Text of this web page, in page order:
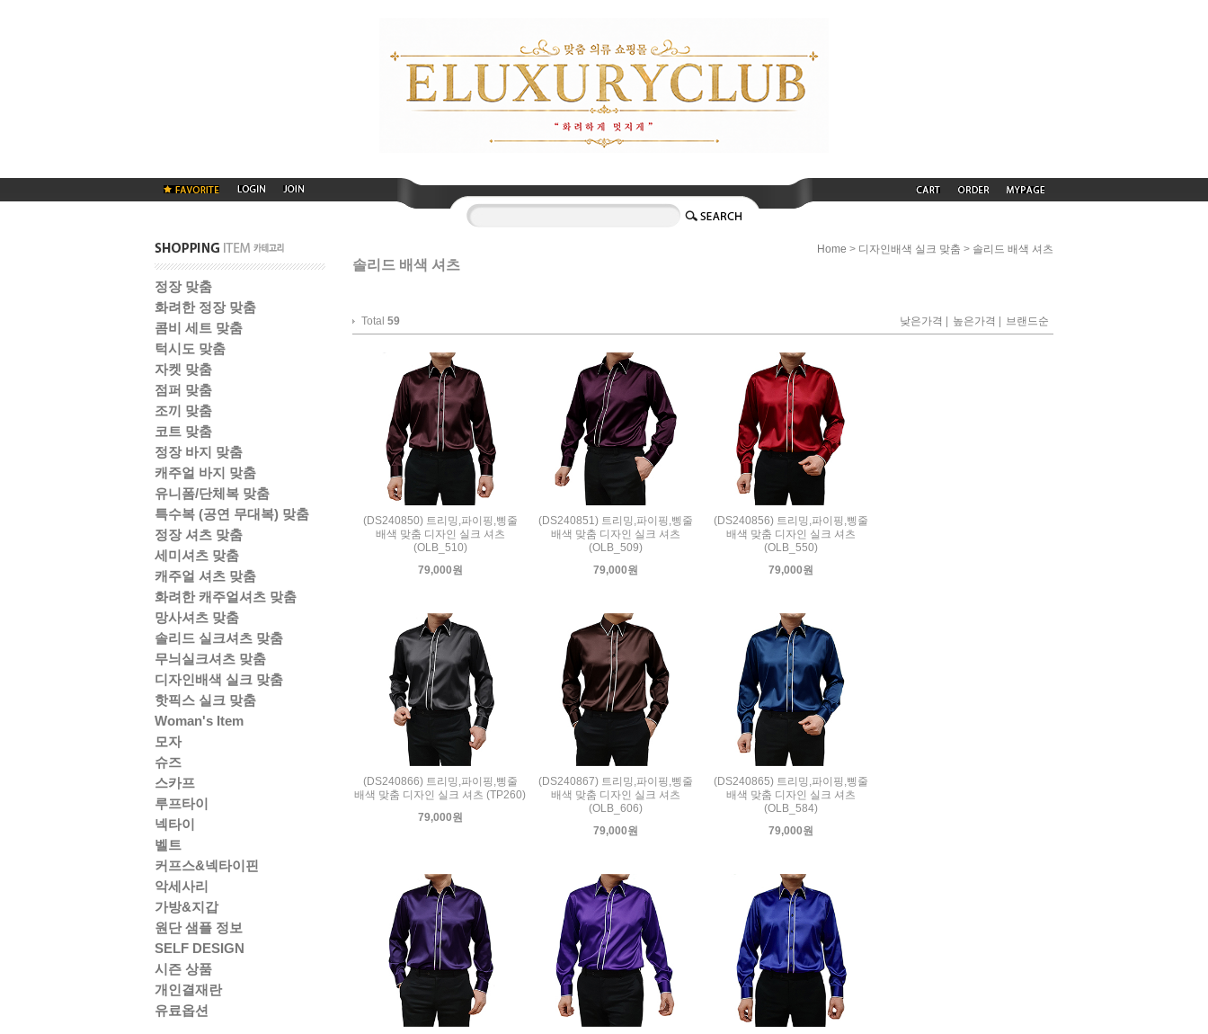
정장 맞춤
화려한 정장 맞춤
콤비 세트 맞춤
턱시도 맞춤
자켓 맞춤
점퍼 맞춤
조끼 맞춤
코트 맞춤
정장 바지 맞춤
캐주얼 바지 맞춤
유니폼/단체복 맞춤
특수복 (공연 무대복) 맞춤
정장 셔츠 맞춤
세미셔츠 맞춤
캐주얼 셔츠 맞춤
화려한 캐주얼셔츠 맞춤
망사셔츠 맞춤
솔리드 실크셔츠 맞춤
무늬실크셔츠 맞춤
디자인배색 실크 맞춤
핫픽스 실크 맞춤
Woman's Item
모자
슈즈
스카프
루프타이
넥타이
벨트
커프스&넥타이핀
악세사리
가방&지갑
원단 샘플 정보
SELF DESIGN
시즌 상품
개인결재란
유료옵션
Home > 디자인배색 실크 맞춤 > 솔리드 배색 셔츠
솔리드 배색 셔츠
Total 59 낮은가격 높은가격 브랜드순
(DS240850) 트리밍,파이핑,삥줄
배색 맞춤 디자인 실크 셔츠
(OLB_510)
79,000원
(DS240851) 트리밍,파이핑,삥줄
배색 맞춤 디자인 실크 셔츠
(OLB_509)
79,000원
(DS240856) 트리밍,파이핑,삥줄
배색 맞춤 디자인 실크 셔츠
(OLB_550)
79,000원
(DS240866) 트리밍,파이핑,삥줄
배색 맞춤 디자인 실크 셔츠 (TP260)
79,000원
(DS240867) 트리밍,파이핑,삥줄
배색 맞춤 디자인 실크 셔츠
(OLB_606)
79,000원
(DS240865) 트리밍,파이핑,삥줄
배색 맞춤 디자인 실크 셔츠
(OLB_584)
79,000원